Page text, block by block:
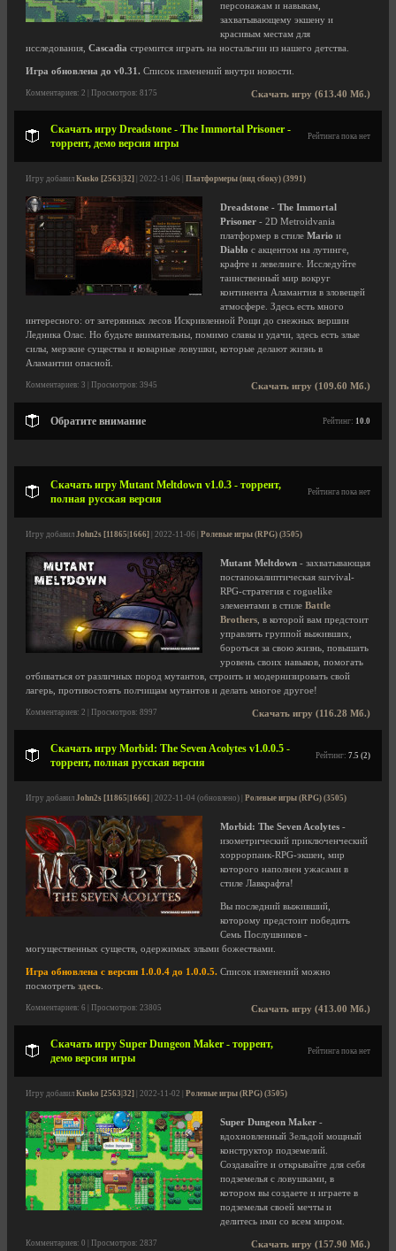
персонажам и навыкам,
захватывающему экшену и
красивым местам для
исследования, Cascadia стремится играть на ностальгии из нашего детства.
Игра обновлена до v0.31. Список изменений внутри новости.
Скачать игру (613.40 Мб.)
Комментариев: 2 | Просмотров: 8175
Скачать игру Dreadstone - The Immortal Prisoner -
торрент, демо версия игры
Рейтинга пока нет
Игру добавил Kusko [2563|32] | 2022-11-06 | Платформеры (вид сбоку) (3991)
Dreadstone - The Immortal
Prisoner - 2D Metroidvania
платформер в стиле Mario и
Diablo с акцентом на лутинге,
крафте и левелинге. Исследуйте
таинственный мир вокруг
континента Аламантия в зловещей
атмосфере. Здесь есть много
интересного: от затерянных лесов Искривленной Рощи до снежных вершин
Ледника Олас. Но будьте внимательны, помимо славы и удачи, здесь есть злые
силы, мерзкие существа и коварные ловушки, которые делают жизнь в
Аламантии опасной.
Скачать игру (109.60 Мб.)
Комментариев: 3 | Просмотров: 3945
Обратите внимание Рейтинг: 10.0
Скачать игру Mutant Meltdown v1.0.3 - торрент,
полная русская версия
Рейтинга пока нет
Игру добавил John2s [11865|1666] | 2022-11-06 | Ролевые игры (RPG) (3505)
Mutant Meltdown - захватывающая
постапокалиптическая survival-
RPG-стратегия с roguelike
элементами в стиле Battle
Brothers , в которой вам предстоит
управлять группой выживших,
бороться за свою жизнь, повышать
уровень своих навыков, помогать
отбиваться от различных пород мутантов, строить и модернизировать свой
лагерь, противостоять полчищам мутантов и делать многое другое!
Скачать игру (116.28 Мб.)
Комментариев: 2 | Просмотров: 8997
Скачать игру Morbid: The Seven Acolytes v1.0.0.5 -
торрент, полная русская версия
Рейтинг: 7.5 (2)
Игру добавил John2s [11865|1666] | 2022-11-04 (обновлено) | Ролевые игры (RPG) (3505)
Morbid: The Seven Acolytes -
изометрический приключенческий
хоррорпанк-RPG-экшен, мир
которого наполнен ужасами в
стиле Лавкрафта!
Вы последний выживший,
которому предстоит победить
Семь Послушников -
могущественных существ, одержимых злыми божествами.
Игра обновлена с версии 1.0.0.4 до 1.0.0.5. Список изменений можно
посмотреть здесь
Скачать игру (413.00 Мб.)
Комментариев: 6 | Просмотров: 23805
Скачать игру Super Dungeon Maker - торрент,
демо версия игры
Рейтинга пока нет
Игру добавил Kusko [2563|32] | 2022-11-02 | Ролевые игры (RPG) (3505)
Super Dungeon Maker -
вдохновленный Зельдой мощный
конструктор подземелий.
Создавайте и открывайте для себя
подземелья с ловушками, в
котором вы создаете и играете в
подземелья своей мечты и
делитесь ими со всем миром.
Скачать игру (157.90 Мб.)
Комментариев: 0 | Просмотров: 2837